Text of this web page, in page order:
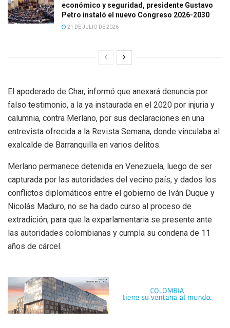
económico y seguridad, presidente Gustavo
Petro instaló el nuevo Congreso 2026-2030
21 DE JULIO DE 2026
El apoderado de Char, informó que anexará denuncia por
falso testimonio, a la ya instaurada en el 2020 por injuria y
calumnia, contra Merlano, por sus declaraciones en una
entrevista ofrecida a la Revista Semana, donde vinculaba al
exalcalde de Barranquilla en varios delitos.
Merlano permanece detenida en Venezuela, luego de ser
capturada por las autoridades del vecino país, y dados los
conflictos diplomáticos entre el gobierno de Iván Duque y
Nicolás Maduro, no se ha dado curso al proceso de
extradición, para que la exparlamentaria se presente ante
las autoridades colombianas y cumpla su condena de 11
años de cárcel.